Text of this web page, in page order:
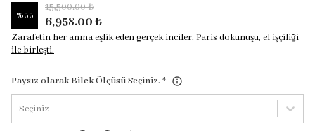
%55
15,500.00 ₺
6,958.00 ₺
Zarafetin her anına eşlik eden gerçek inciler. Paris dokunuşu, el işçiliği
ile birleşti.
Paysız olarak Bilek Ölçüsü Seçiniz. *
Seçiniz